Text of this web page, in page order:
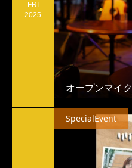
FRI
2025
オープンマイク
SpecialEvent